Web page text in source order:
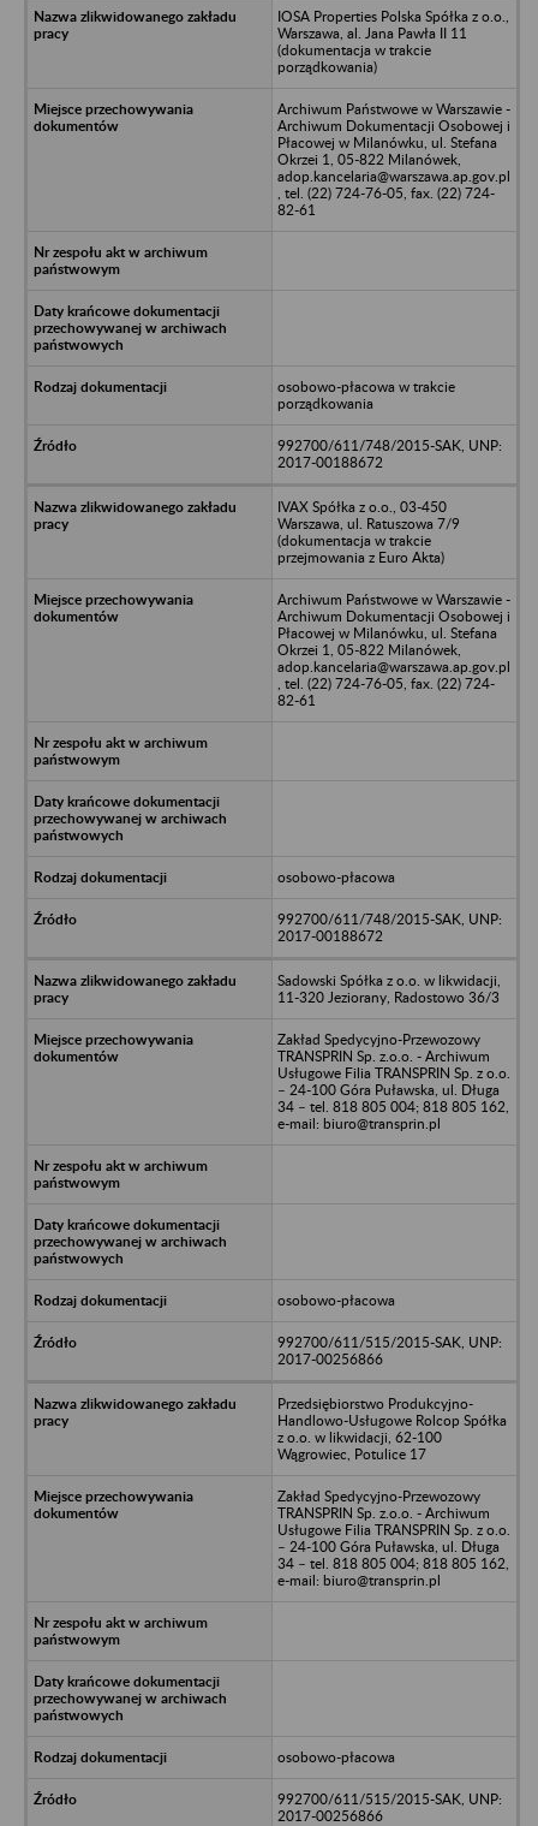
IOSA Properties Polska Spółka z o.o.,
Warszawa, al. Jana Pawła II 11
(dokumentacja w trakcie
porządkowania)
Archiwum Państwowe w Warszawie -
Archiwum Dokumentacji Osobowej i
Płacowej w Milanówku, ul. Stefana
Okrzei 1, 05-822 Milanówek,
adop.kancelaria@warszawa.ap.gov.pl
, tel. (22) 724-76-05, fax. (22) 724-
82-61
osobowo-płacowa w trakcie
porządkowania
992700/611/748/2015-SAK, UNP:
2017-00188672
IVAX Spółka z o.o., 03-450
Warszawa, ul. Ratuszowa 7/9
(dokumentacja w trakcie
przejmowania z Euro Akta)
Archiwum Państwowe w Warszawie -
Archiwum Dokumentacji Osobowej i
Płacowej w Milanówku, ul. Stefana
Okrzei 1, 05-822 Milanówek,
adop.kancelaria@warszawa.ap.gov.pl
, tel. (22) 724-76-05, fax. (22) 724-
82-61
osobowo-płacowa
992700/611/748/2015-SAK, UNP:
2017-00188672
Sadowski Spółka z o.o. w likwidacji,
11-320 Jeziorany, Radostowo 36/3
Zakład Spedycyjno-Przewozowy
TRANSPRIN Sp. z.o.o. - Archiwum
Usługowe Filia TRANSPRIN Sp. z o.o.
– 24-100 Góra Puławska, ul. Długa
34 – tel. 818 805 004; 818 805 162,
e-mail: biuro@transprin.pl
osobowo-płacowa
992700/611/515/2015-SAK, UNP:
2017-00256866
Przedsiębiorstwo Produkcyjno-
Handlowo-Usługowe Rolcop Spółka
z o.o. w likwidacji, 62-100
Wągrowiec, Potulice 17
Zakład Spedycyjno-Przewozowy
TRANSPRIN Sp. z.o.o. - Archiwum
Usługowe Filia TRANSPRIN Sp. z o.o.
– 24-100 Góra Puławska, ul. Długa
34 – tel. 818 805 004; 818 805 162,
e-mail: biuro@transprin.pl
osobowo-płacowa
992700/611/515/2015-SAK, UNP:
2017-00256866